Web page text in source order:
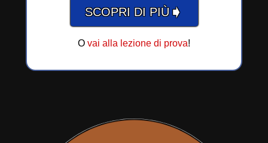
SCOPRI DI PIÙ➧
O vai alla lezione di prova!